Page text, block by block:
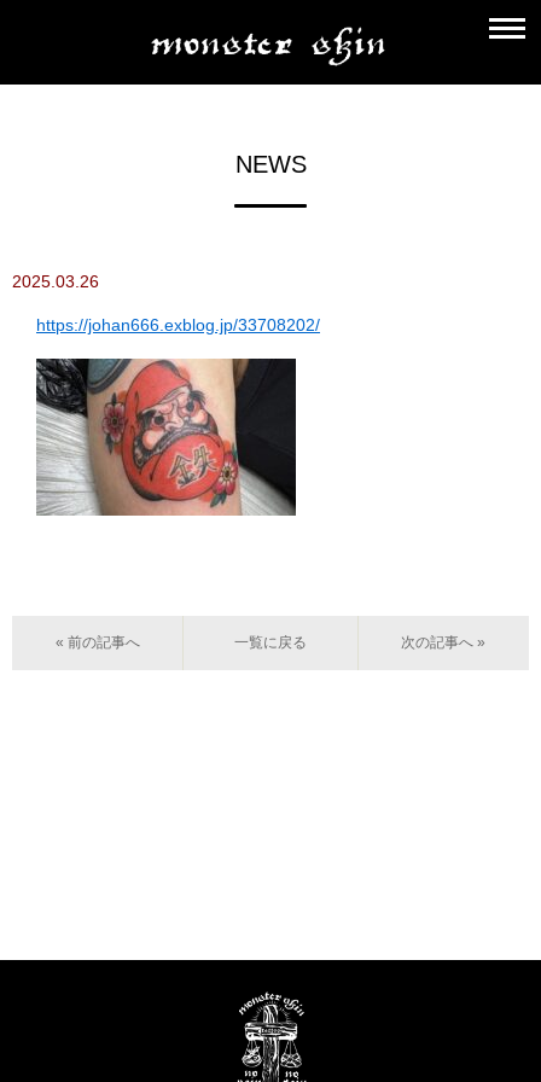
NEWS
2025.03.26
https://johan666.exblog.jp/33708202/
« 前の記事へ 一覧に戻る 次の記事へ »